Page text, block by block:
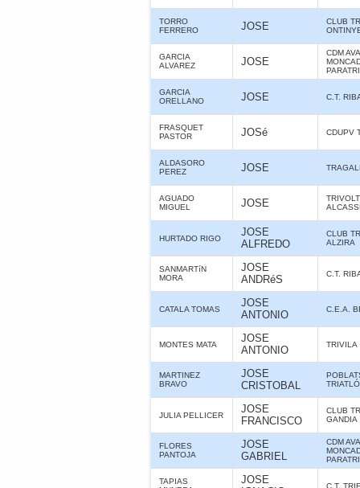
TORRO
FERRERO
JOSE
CLUB
GARCIA
ALVAREZ
JOSE
CDM
GARCIA
ORELLANO
JOSE C.T.
FRASQUET
PASTOR
JOSé CDUPV
ALDASORO
PEREZ
JOSE
AGUADO
MIGUEL
JOSE
HURTADO RIGO
JOSE
ALFREDO
CLUB
ALZIRA
SANMARTíN
MORA
JOSE
ANDRéS
C.T.
CATALA TOMAS
JOSE
ANTONIO
C.E.A.
MONTES MATA
JOSE
ANTONIO
TRIVILA
MARTINEZ
BRAVO
JOSE
CRISTOBAL
TRIATLÓ
JULIA PELLICER
JOSE
FRANCISCO
CLUB
GANDIA
FLORES
PANTOJA
JOSE
GABRIEL
CDM
TAPIAS
JOSE
C.T.